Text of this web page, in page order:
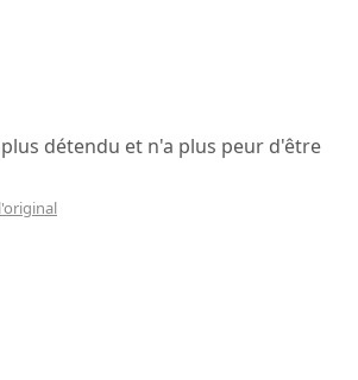
détendu et n'a plus peur d'être